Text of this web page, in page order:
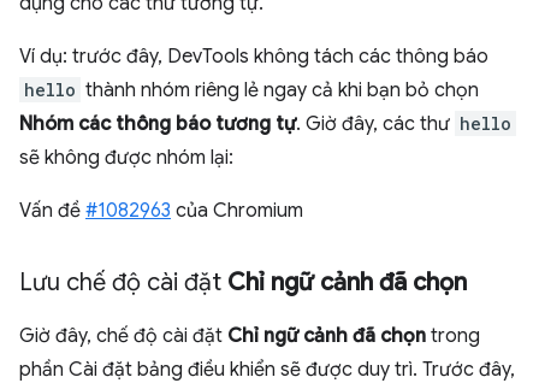
Ví dụ: trước đây, DevTools không tách các thông báo
hello thành nhóm riêng lẻ ngay cả khi bạn bỏ chọn
Nhóm các thông báo tương tự. Giờ đây, các thư hello
sẽ không được nhóm lại:
Vấn đề #1082963 của Chromium
Lưu chế độ cài đặt Chỉ ngữ cảnh đã chọn
Giờ đây, chế độ cài đặt Chỉ ngữ cảnh đã chọn trong
phần Cài đặt bảng điều khiển sẽ được duy trì. Trước đây,